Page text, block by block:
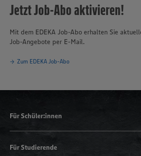
Jetzt Job-Abo aktivieren!
Mit dem EDEKA Job-Abo erhalten Sie
Job-Angebote per E-Mail.
Zum EDEKA Job-Abo
Für Schüler:innen
Für Studierende